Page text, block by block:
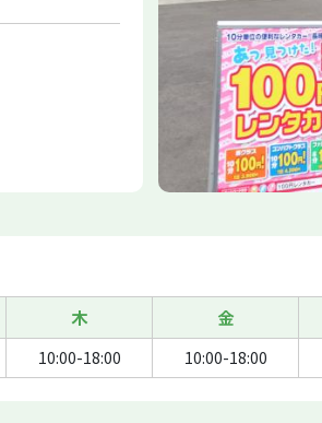
木 金
10:00-18:00 10:00-18:00